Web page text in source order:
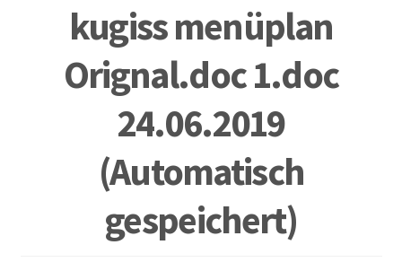
kugiss menüplan
Orignal.doc 1.doc
24.06.2019
(Automatisch
gespeichert)